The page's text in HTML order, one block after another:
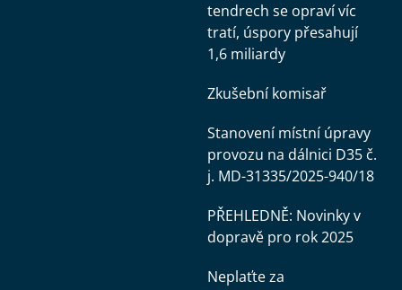
tendrech se opraví víc
tratí, úspory přesahují
1,6 miliardy
Zkušební komisař
Stanovení místní úpravy
provozu na dálnici D35 č.
j. MD-31335/2025-940/18
PŘEHLEDNĚ: Novinky v
dopravě pro rok 2025
Neplaťte za